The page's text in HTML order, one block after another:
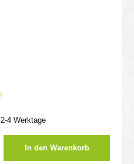
4 Werktage
In den Warenkorb